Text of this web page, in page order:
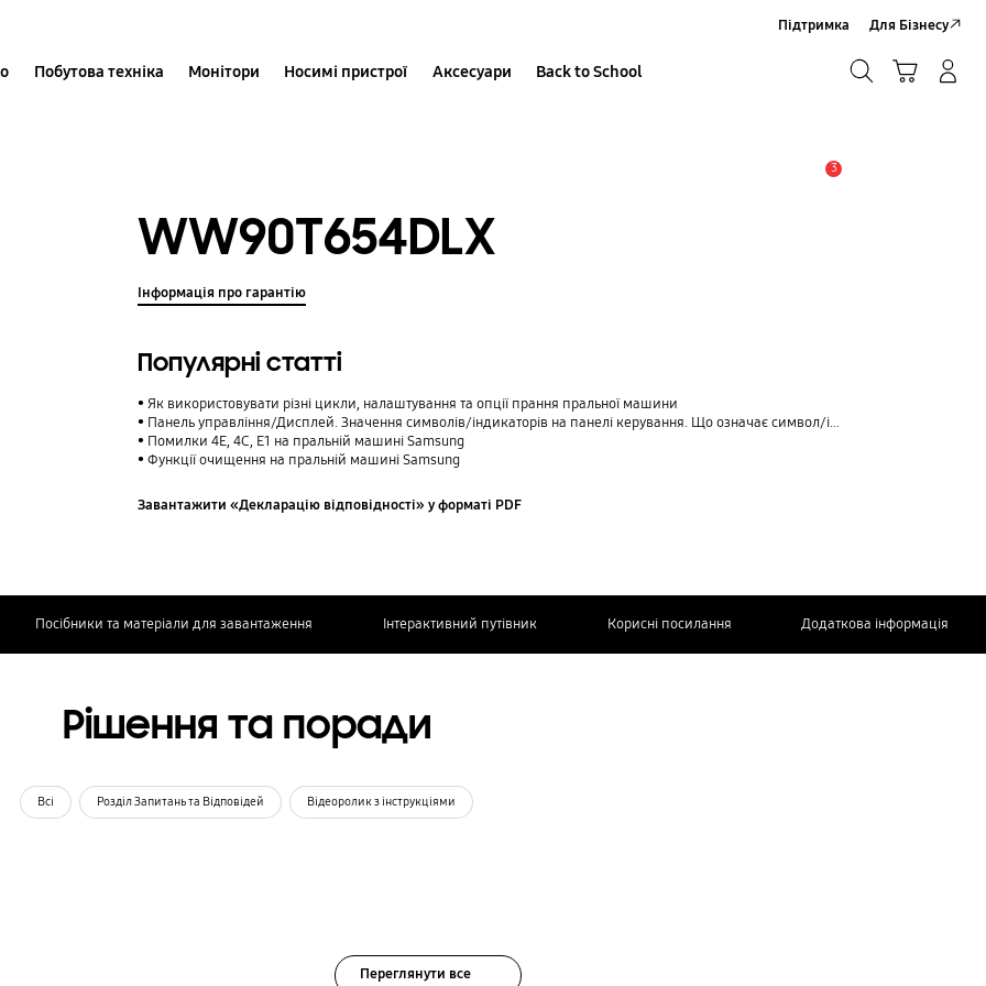
Побутова техніка Монітори Носимі пристрої Аксесуари Back to School
Підтримка Для Бізнесу
3
WW90T654DLX
Інформація про гарантію
Популярні статті
Як використовувати різні цикли, налаштування та опції прання пральної машини
Панель управління/Дисплей. Значення символів/індикаторів на панелі керування. Що означає символ/індикатор на панелі керування.
Помилки 4E, 4C, E1 на пральній машині Samsung
Функції очищення на пральній машині Samsung
Завантажити «Декларацію відповідності» у форматі PDF
Посібники та матеріали для завантаження Інтерактивний путівник Корисні посилання Додаткова інформація
Рішення та поради
Всі Розділ Запитань та Відповідей Відеоролик з інструкціями
Переглянути все